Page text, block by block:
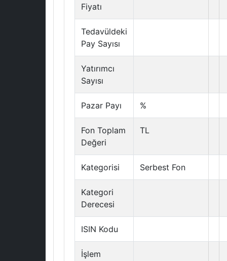
Fiyatı
Tedavüldeki
Pay Sayısı
Yatırımcı
Sayısı
Pazar Payı %
Fon Toplam
Değeri
TL
Kategorisi Serbest Fon
Kategori
Derecesi
ISIN Kodu
İşlem